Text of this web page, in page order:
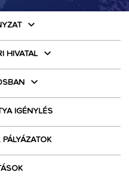
HIVATAL
IGÉNYLÉS